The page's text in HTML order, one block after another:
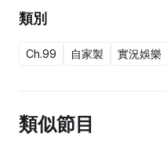
類別
Ch.99 自家製 實況娛樂
類似節目